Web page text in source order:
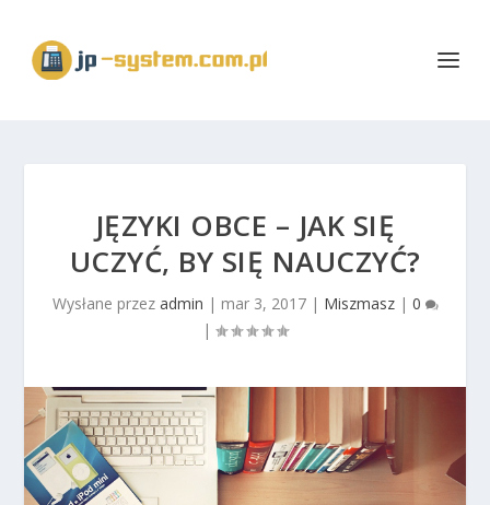
JĘZYKI OBCE – JAK SIĘ
UCZYĆ, BY SIĘ NAUCZYĆ?
Wysłane przez admin | mar 3, 2017| Miszmasz| 0
|